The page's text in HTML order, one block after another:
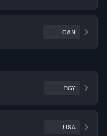
CAN
EGY
USA